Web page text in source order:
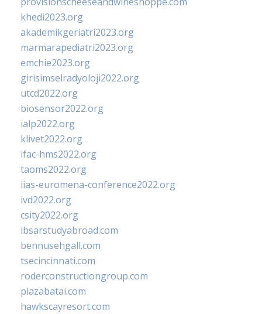
khedi2023.org
akademikgeriatri2023.org
marmarapediatri2023.org
emchie2023.org
girisimselradyoloji2022.org
utcd2022.org
biosensor2022.org
ialp2022.org
klivet2022.org
ifac-hms2022.org
taoms2022.org
iias-euromena-conference2022.org
ivd2022.org
csity2022.org
ibsarstudyabroad.com
bennusehgall.com
tsecincinnati.com
roderconstructiongroup.com
plazabatai.com
hawkscayresort.com